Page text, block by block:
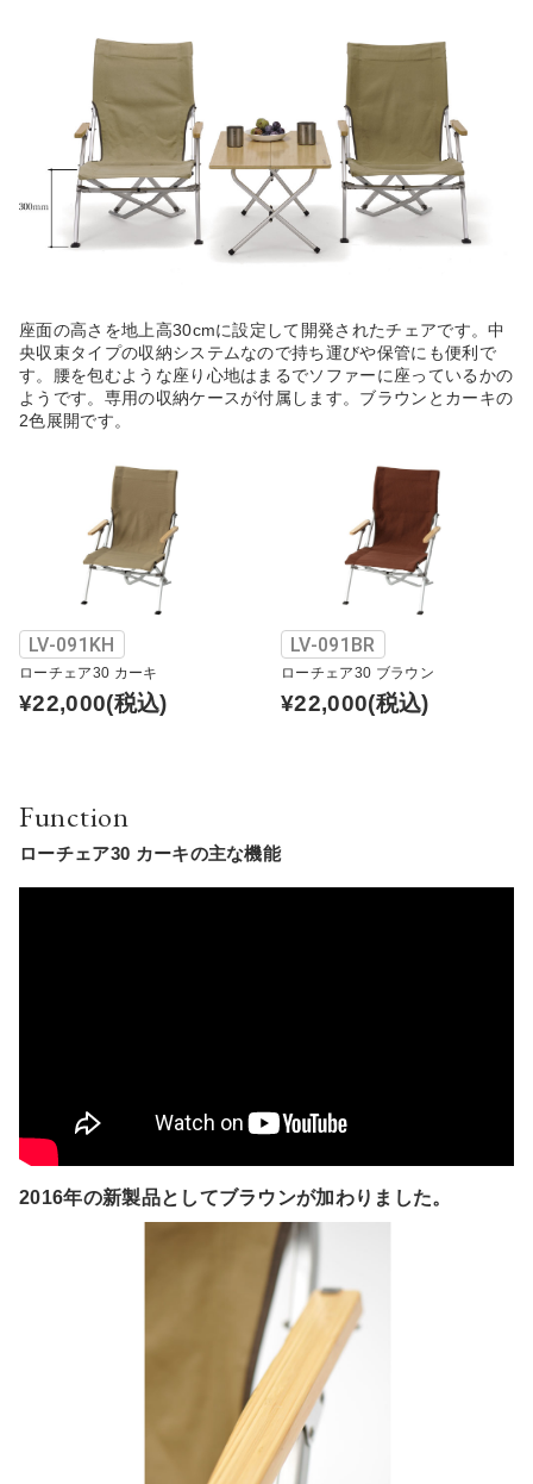
座面の高さを地上高30cmに設定して開発されたチェアです。中
央収束タイプの収納システムなので持ち運びや保管にも便利で
す。腰を包むような座り心地はまるでソファーに座っているかの
ようです。専用の収納ケースが付属します。ブラウンとカーキの
2色展開です。
LV-091KH
ローチェア30 カーキ
¥22,000(税込)
LV-091BR
ローチェア30 ブラウン
¥22,000(税込)
Function
ローチェア30 カーキの主な機能
2016年の新製品としてブラウンが加わりました。